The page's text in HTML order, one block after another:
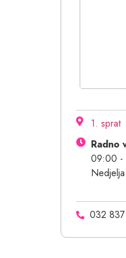
1. sprat
Radno
09:00 -
032